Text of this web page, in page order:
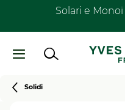
principale
Solari e Monoï
Breadcrumb
Solidi